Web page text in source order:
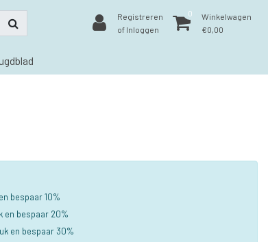
Registreren
of Inloggen
0
Winkelwagen
€0,00
bespaar 10%
en bespaar 20%
en bespaar 30%